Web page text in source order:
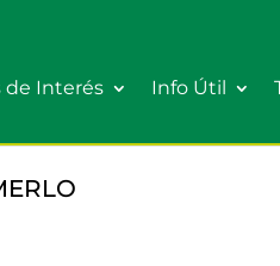
de Interés Info Útil